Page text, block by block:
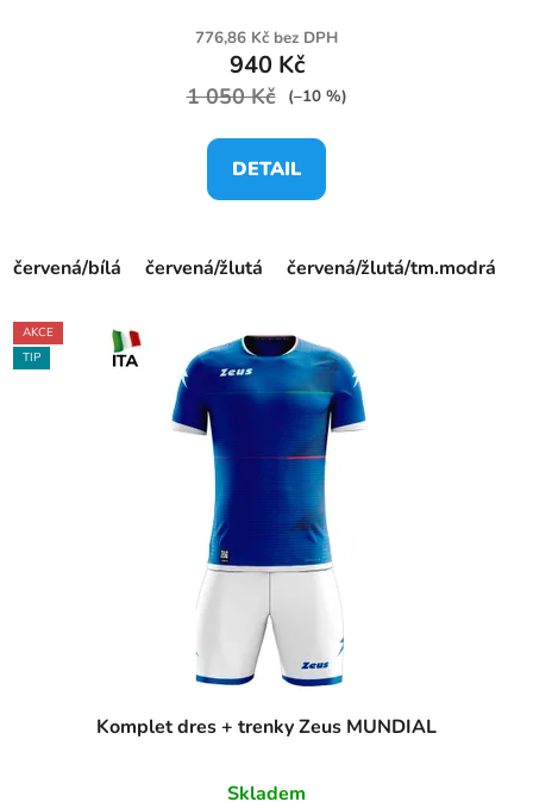
776,86 Kč bez DPH
940 Kč
1 050 Kč (–10 %)
DETAIL
červená/bílá červená/žlutá červená/žlutá/tm.modrá
AKCE
TIP
Komplet dres + trenky Zeus MUNDIAL
Skladem